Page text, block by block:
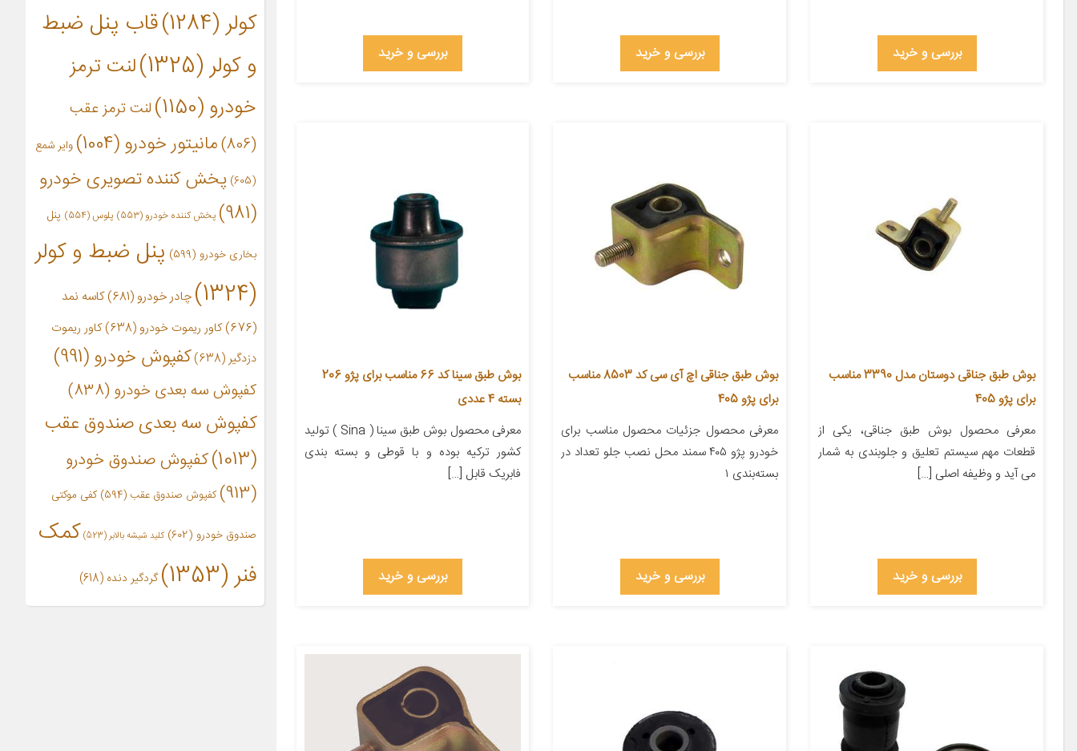
بررسی و خرید بررسی و خرید بررسی و خرید
بوش طبق جناقی دوستان مدل 3390 مناسب
برای پژو 405
معرفی محصول بوش طبق جناقی، یکی از
قطعات مهم سیستم تعلیق و جلوبندی به شمار
می آید و وظیفه اصلی […]
بررسی و خرید
بوش طبق جناقی اچ آی سی کد 8503 مناسب
برای پژو 405
معرفی محصول جزئیات محصول مناسب برای
خودرو پژو ۴۰۵ سمند محل نصب جلو تعداد در
بسته‌بندی ۱
بررسی و خرید
بوش طبق سینا کد 66 مناسب برای پژو 206
بسته 4 عددی
معرفی محصول بوش طبق سینا ( Sina ) تولید
کشور ترکیه بوده و با قوطی و بسته بندی
فابریک قابل […]
بررسی و خرید
کولر(1284)
قاب پنل ضبط
و کولر(1325)
لنت ترمز
خودرو(1150)
لنت ترمز عقب
(806)
مانیتور خودرو(1004)
وایر شمع
(605)
پخش کننده تصویری خودرو
(981)
پخش کننده خودرو(553) پلوس(554) پنل
بخاری خودرو (599)
پنل ضبط و کولر
(1324)
چادر خودرو (681)
کاسه نمد
(676)
کاور ریموت خودرو(638)
کاور ریموت
دزدگیر(638) کفپوش خودرو(991)
کفپوش سه بعدی خودرو (838)
کفپوش سه بعدی صندوق عقب
(1013)
کفپوش صندوق خودرو
(913)
کفپوش صندوق عقب (594) کفی موکتی
صندوق خودرو (602) کلید شیشه بالابر(523)
کمک
فنر(1353) گردگیر دنده (618)